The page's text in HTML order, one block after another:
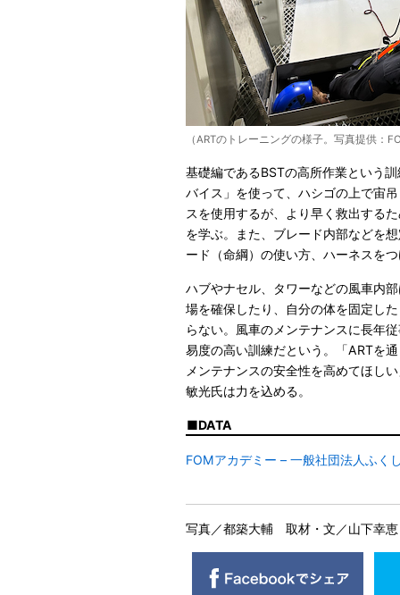
（ARTのトレーニングの様子。写真提供：
基礎編であるBSTの高所作業という
バイス」を使って、ハシゴの上で宙
スを使用するが、より早く救出する
を学ぶ。また、ブレード内部などを
ード（命綱）の使い方、ハーネスを
ハブやナセル、タワーなどの風車内
場を確保したり、自分の体を固定し
らない。風車のメンテナンスに長年
易度の高い訓練だという。「ARTを
メンテナンスの安全性を高めてほし
敏光氏は力を込める。
DATA
FOMアカデミー – 一般社団法人ふく
写真／都築大輔 取材・文／山下幸恵